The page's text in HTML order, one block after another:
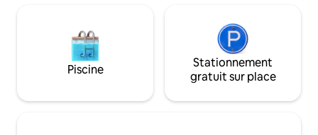
Piscine
Stationnement
gratuit sur place